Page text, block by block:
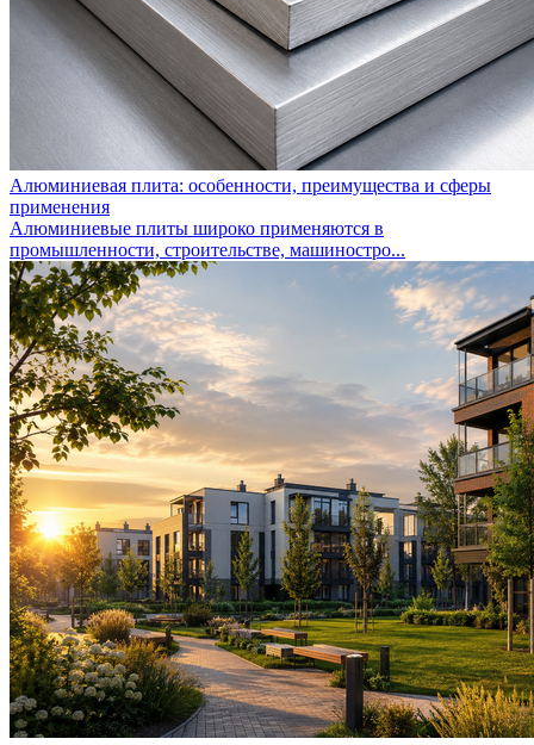
Алюминиевая плита: особенности, преимущества и сферы
применения
Алюминиевые плиты широко применяются в
промышленности, строительстве, машиностро...